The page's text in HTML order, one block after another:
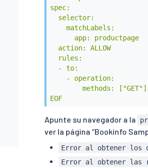
spec:
  selector:
    matchLabels:
      app: productpage
  action: ALLOW
  rules:
  - to:
    - operation:
        methods: ["GET"]
EOF
Apunte su navegador a la
ver la página “Bookinfo
Error al obtener los
Error al obtener las